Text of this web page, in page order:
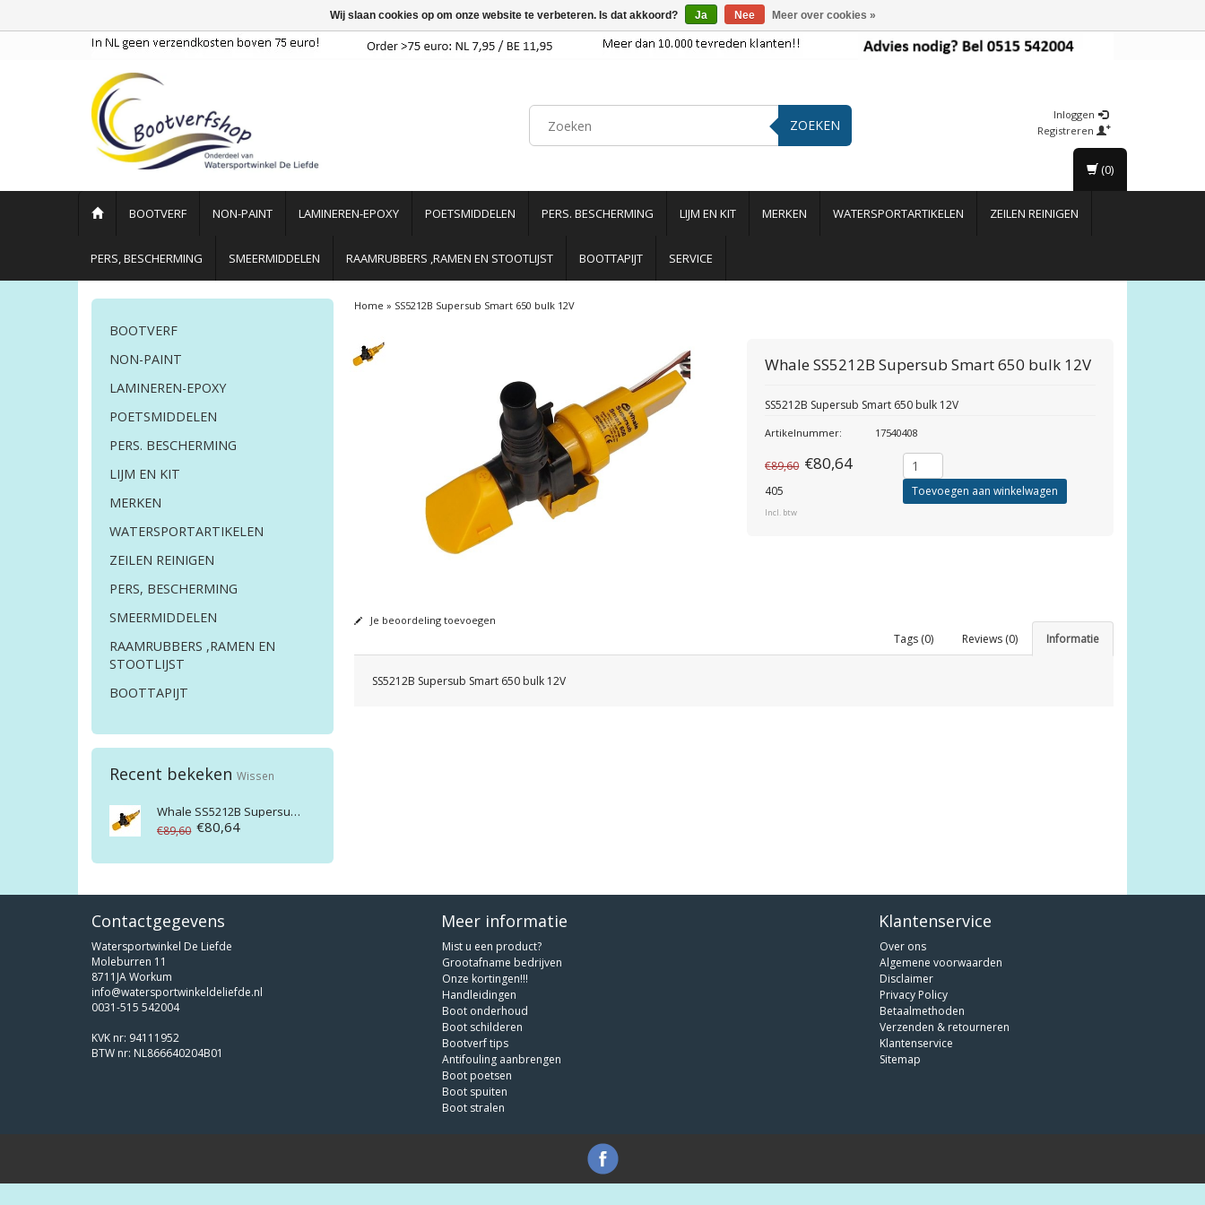
ZOEKEN
Inloggen
Registreren
BOOTVERF NON-PAINT LAMINEREN-EPOXY POETSMIDDELEN PERS. BESCHERMING LIJM EN KIT MERKEN WATERSPORTARTIKELEN ZEILEN REINIGEN
PERS, BESCHERMING SMEERMIDDELEN RAAMRUBBERS ,RAMEN EN STOOTLIJST BOOTTAPIJT SERVICE
(0)
BOOTVERF
NON-PAINT
LAMINEREN-EPOXY
POETSMIDDELEN
PERS. BESCHERMING
LIJM EN KIT
MERKEN
WATERSPORTARTIKELEN
ZEILEN REINIGEN
PERS, BESCHERMING
SMEERMIDDELEN
RAAMRUBBERS ,RAMEN EN
STOOTLIJST
BOOTTAPIJT
Recent bekeken Wissen
Whale SS5212B Supersub Smart 650 bulk 12V
€89,60 €80,64
Home » SS5212B Supersub Smart 650 bulk 12V
WhaleSS5212B Supersub Smart 650 bulk 12V
SS5212B Supersub Smart 650 bulk 12V
Artikelnummer: 17540408
€89,60 €80,64
405
Incl. btw
Toevoegen aan winkelwagen
Je beoordeling toevoegen
Informatie
Reviews (0)
Tags (0)
SS5212B Supersub Smart 650 bulk 12V
Contactgegevens
Watersportwinkel De Liefde
Moleburren 11
8711JA Workum
info@watersportwinkeldeliefde.nl
0031-515 542004
KVK nr: 94111952
BTW nr: NL866640204B01
Meer informatie
Mist u een product?
Grootafname bedrijven
Onze kortingen!!!
Handleidingen
Boot onderhoud
Boot schilderen
Bootverf tips
Antifouling aanbrengen
Boot poetsen
Boot spuiten
Boot stralen
Klantenservice
Over ons
Algemene voorwaarden
Disclaimer
Privacy Policy
Betaalmethoden
Verzenden & retourneren
Klantenservice
Sitemap
Wij slaan cookies op om onze website te verbeteren. Is dat akkoord? Ja Nee Meer over cookies »